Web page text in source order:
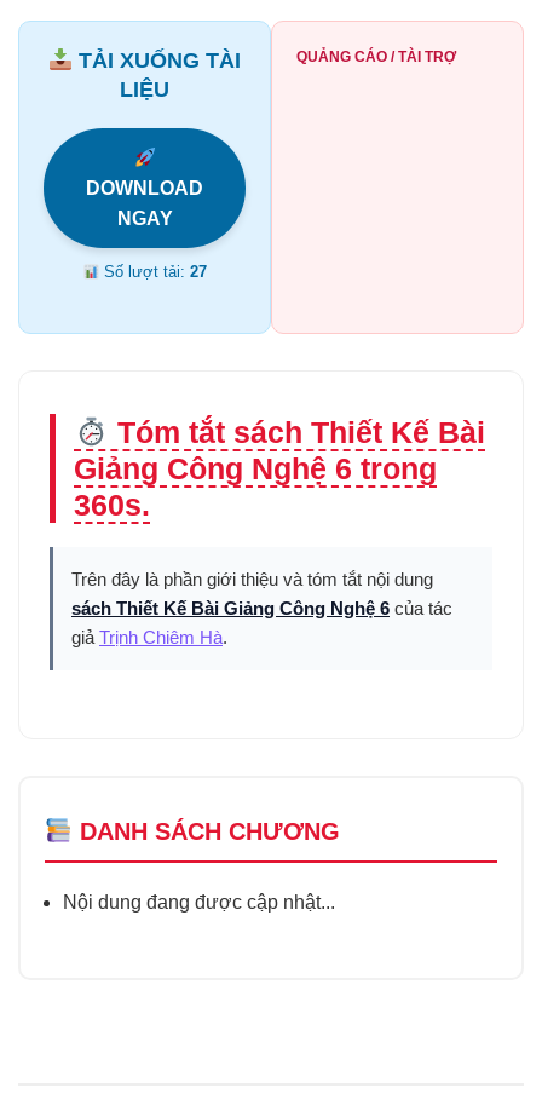
TẢI XUỐNG TÀI
LIỆU
DOWNLOAD
NGAY
Số lượt tải:27
QUẢNG CÁO / TÀI TRỢ
Tóm tắt sách Thiết Kế Bài
Giảng Công Nghệ 6 trong
360s.
Trên đây là phần giới thiệu và tóm tắt nội dung
sách Thiết Kế Bài Giảng Công Nghệ 6 của tác
giả Trịnh Chiêm Hà.
DANH SÁCH CHƯƠNG
Nội dung đang được cập nhật...